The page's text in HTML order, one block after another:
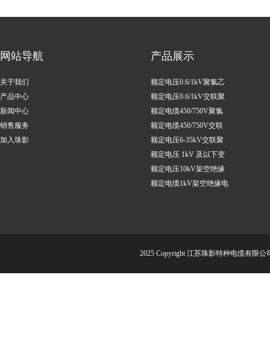
网站导航
关于我们
产品中心
新闻中心
销售服务
加入珠影
产品展示
额定电压0.6/1kV聚氯乙
烯绝缘电力电缆
额定电压0.6/1kV交联聚
乙烯绝缘电力电缆
额定电缆450/750V聚氯
乙烯绝缘控制电缆
额定电缆450/750V交联
聚乙烯绝缘控制电缆
额定电压6-35kV交联聚
乙烯绝缘电力电缆
额定电压 1kV 及以下变
频调速用电缆
额定电压10kV架空绝缘
电缆
额定电缆1kV架空绝缘电
2025 Copyright 江苏珠影特种电缆有限